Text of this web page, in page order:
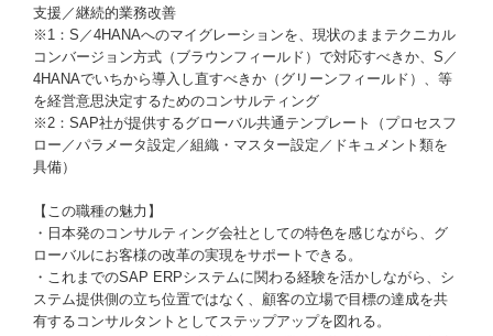
支援／継続的業務改善
※1：S／4HANAへのマイグレーションを、現状のままテクニカル
コンバージョン方式（ブラウンフィールド）で対応すべきか、S／
4HANAでいちから導入し直すべきか（グリーンフィールド）、等
を経営意思決定するためのコンサルティング
※2：SAP社が提供するグローバル共通テンプレート（プロセスフ
ロー／パラメータ設定／組織・マスター設定／ドキュメント類を
具備）
【この職種の魅力】
・日本発のコンサルティング会社としての特色を感じながら、グ
ローバルにお客様の改革の実現をサポートできる。
・これまでのSAP ERPシステムに関わる経験を活かしながら、シ
ステム提供側の立ち位置ではなく、顧客の立場で目標の達成を共
有するコンサルタントとしてステップアップを図れる。